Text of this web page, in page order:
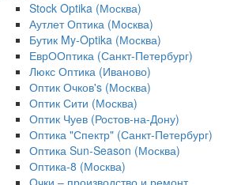
Stock Optika (Москва)
Аутлет Оптика (Москва)
Бутик My-Optika (Москва)
ЕврООптика (Санкт-Петербург)
Люкс Оптика (Иваново)
Оптик Очков's (Москва)
Оптик Сити (Москва)
Оптик Чуев (Ростов-на-Дону)
Оптика "Спектр" (Санкт-Петербург)
Оптика Sun-Season (Москва)
Оптика-8 (Москва)